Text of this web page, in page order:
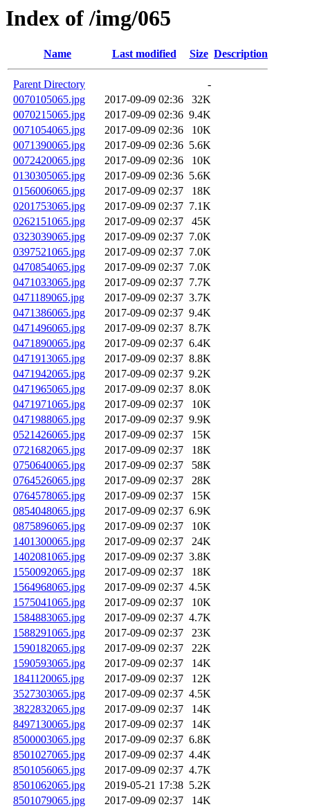
Index of /img/065
Name Last modified Size Description
Parent Directory
-
0070105065.jpg
2017-09-09 02:36
32K
0070215065.jpg
2017-09-09 02:36 9.4K
0071054065.jpg
2017-09-09 02:36
10K
0071390065.jpg
2017-09-09 02:36 5.6K
0072420065.jpg
2017-09-09 02:36
10K
0130305065.jpg
2017-09-09 02:36 5.6K
0156006065.jpg
2017-09-09 02:37
18K
0201753065.jpg
2017-09-09 02:37 7.1K
0262151065.jpg
2017-09-09 02:37
45K
0323039065.jpg
2017-09-09 02:37 7.0K
0397521065.jpg
2017-09-09 02:37 7.0K
0470854065.jpg
2017-09-09 02:37 7.0K
0471033065.jpg
2017-09-09 02:37 7.7K
0471189065.jpg
2017-09-09 02:37 3.7K
0471386065.jpg
2017-09-09 02:37 9.4K
0471496065.jpg
2017-09-09 02:37 8.7K
0471890065.jpg
2017-09-09 02:37 6.4K
0471913065.jpg
2017-09-09 02:37 8.8K
0471942065.jpg
2017-09-09 02:37 9.2K
0471965065.jpg
2017-09-09 02:37 8.0K
0471971065.jpg
2017-09-09 02:37
10K
0471988065.jpg
2017-09-09 02:37 9.9K
0521426065.jpg
2017-09-09 02:37
15K
0721682065.jpg
2017-09-09 02:37
18K
0750640065.jpg
2017-09-09 02:37
58K
0764526065.jpg
2017-09-09 02:37
28K
0764578065.jpg
2017-09-09 02:37
15K
0854048065.jpg
2017-09-09 02:37 6.9K
0875896065.jpg
2017-09-09 02:37
10K
1401300065.jpg
2017-09-09 02:37
24K
1402081065.jpg
2017-09-09 02:37 3.8K
1550092065.jpg
2017-09-09 02:37
18K
1564968065.jpg
2017-09-09 02:37 4.5K
1575041065.jpg
2017-09-09 02:37
10K
1584883065.jpg
2017-09-09 02:37 4.7K
1588291065.jpg
2017-09-09 02:37
23K
1590182065.jpg
2017-09-09 02:37
22K
1590593065.jpg
2017-09-09 02:37
14K
1841120065.jpg
2017-09-09 02:37
12K
3527303065.jpg
2017-09-09 02:37 4.5K
3822832065.jpg
2017-09-09 02:37
14K
8497130065.jpg
2017-09-09 02:37
14K
8500003065.jpg
2017-09-09 02:37 6.8K
8501027065.jpg
2017-09-09 02:37 4.4K
8501056065.jpg
2017-09-09 02:37 4.7K
8501062065.jpg
2019-05-21 17:38 5.2K
8501079065.jpg
2017-09-09 02:37
14K